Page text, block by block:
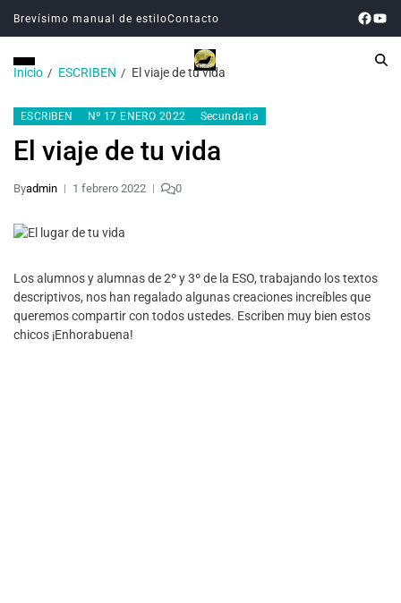
Brevísimo manual de estiloContacto
Inicio ESCRIBEN El viaje de tu vida
ESCRIBEN Nº 17 ENERO 2022 Secundaria
El viaje de tu vida
Byadmin 1 febrero 2022 0
Los alumnos y alumnas de 2º y 3º de la ESO, trabajando los textos
descriptivos, nos han regalado algunas creaciones increíbles que
queremos compartir con todos ustedes. Escriben muy bien estos
chicos ¡Enhorabuena!